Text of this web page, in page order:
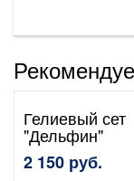
Гелиевый сет
"Дельфин"
2 150 руб.